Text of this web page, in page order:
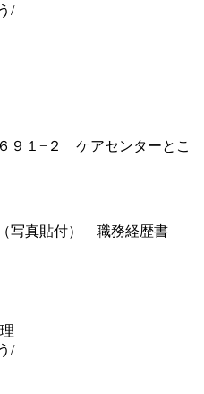
/
９１−２ ケアセンターとこ
写真貼付） 職務経歴書
/